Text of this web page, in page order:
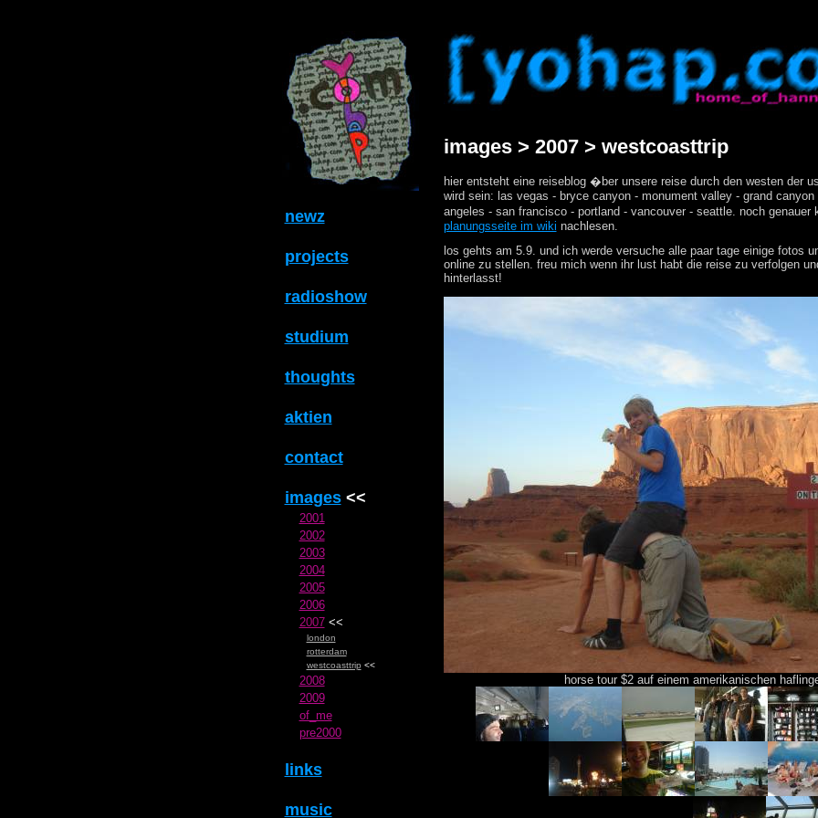
newz
projects
radioshow
studium
thoughts
aktien
contact
images<<
2001
2002
2003
2004
2005
2006
2007<<
london
rotterdam
westcoasttrip <<
2008
2009
of_me
pre2000
links
music
images > 2007 > westcoasttrip
hier entsteht eine reiseblog �ber unsere reise durch den westen der
wird sein: las vegas - bryce canyon - monument valley - grand
angeles - san francisco - portland - vancouver - seattle. noch
planungsseite im wiki nachlesen.
los gehts am 5.9. und ich werde versuche alle paar tage einige fotos
online zu stellen. freu mich wenn ihr lust habt die reise zu verfolgen
hinterlasst!
horse tour $2 auf einem amerikanischen